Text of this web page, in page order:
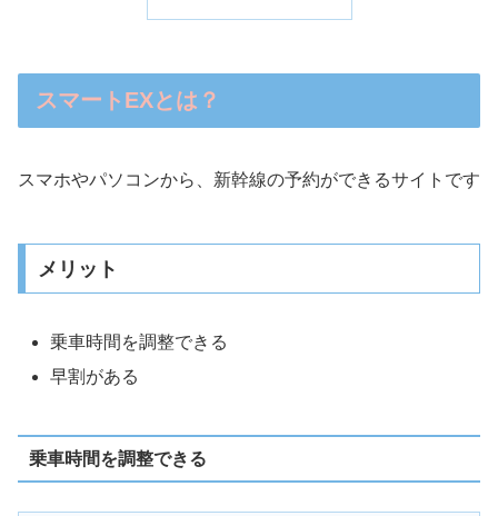
スマートEXとは？
スマホやパソコンから、新幹線の予約ができるサイトです
メリット
乗車時間を調整できる
早割がある
乗車時間を調整できる